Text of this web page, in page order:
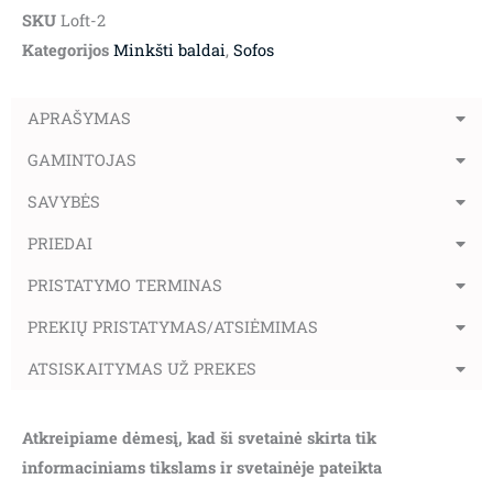
SKU Loft-2
Kategorijos Minkšti baldai, Sofos
APRAŠYMAS
GAMINTOJAS
SAVYBĖS
PRIEDAI
PRISTATYMO TERMINAS
PREKIŲ PRISTATYMAS/ATSIĖMIMAS
ATSISKAITYMAS UŽ PREKES
Atkreipiame dėmesį, kad ši svetainė skirta tik
informaciniams tikslams ir svetainėje pateikta